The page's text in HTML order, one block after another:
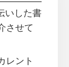
いした書
させて
レント